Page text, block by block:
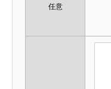
任意